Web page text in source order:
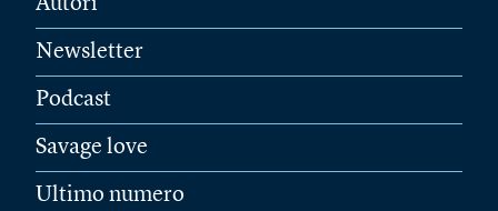
Autori
Newsletter
Podcast
Savage love
Ultimo numero